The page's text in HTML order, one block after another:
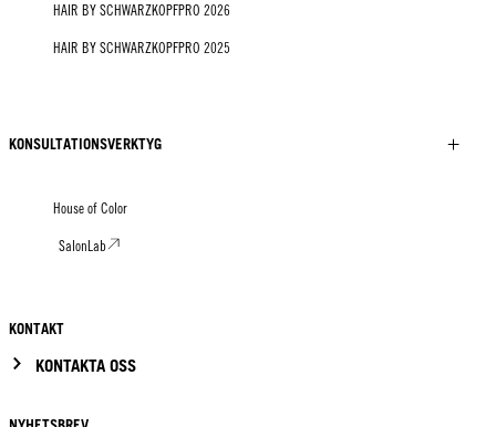
HAIR BY SCHWARZKOPFPRO 2026
HAIR BY SCHWARZKOPFPRO 2025
KONSULTATIONSVERKTYG
House of Color
SalonLab
KONTAKT
KONTAKTA OSS